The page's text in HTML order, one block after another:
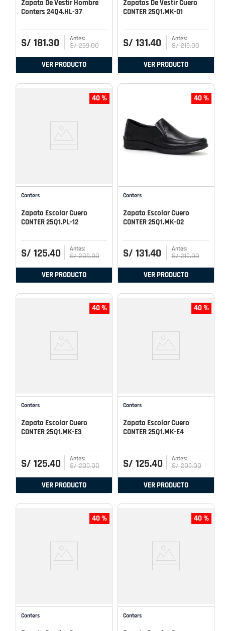
Zapato De Vestir Hombre
Conters 24Q4.HL-37
S/ 181.30 S/ 259.00
VER PRODUCTO
Zapatos De Vestir Cuero
CONTER 25Q1.MK-01
S/ 131.40 S/ 219.00
VER PRODUCTO
40 %
Conters
Zapato Escolar Cuero
CONTER 25Q1.PL-12
S/ 125.40 S/ 209.00
VER PRODUCTO
40 %
Conters
Zapato Escolar Cuero
CONTER 25Q1.MK-02
S/ 131.40 S/ 219.00
VER PRODUCTO
40 %
Conters
Zapato Escolar Cuero
CONTER 25Q1.MK-E3
S/ 125.40 S/ 209.00
VER PRODUCTO
40 %
Conters
Zapato Escolar Cuero
CONTER 25Q1.MK-E4
S/ 125.40 S/ 209.00
VER PRODUCTO
40 %
Conters
40 %
Conters